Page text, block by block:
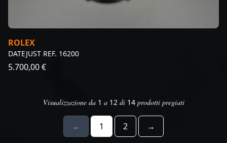
ROLEX
DATEJUST REF. 16200
5.700,00 €
Visualizzazione da 1 a 12 di 14 prodotti pregiati
← 1 2 →